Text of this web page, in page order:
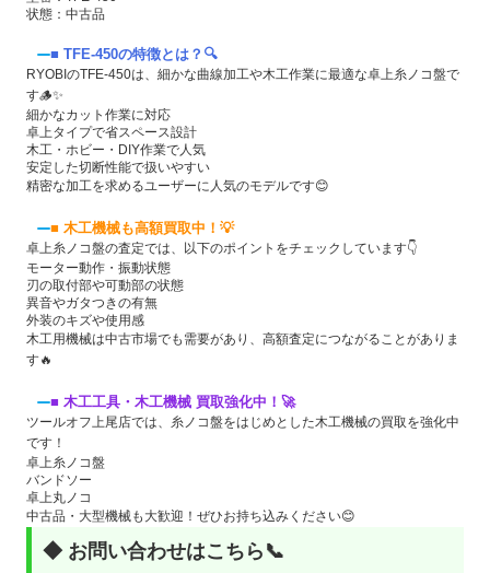
状態：中古品
■ TFE-450の特徴とは？🔍
RYOBIのTFE-450は、細かな曲線加工や木工作業に最適な卓上糸ノコ盤で
す🪵✨
細かなカット作業に対応
卓上タイプで省スペース設計
木工・ホビー・DIY作業で人気
安定した切断性能で扱いやすい
精密な加工を求めるユーザーに人気のモデルです😊
■ 木工機械も高額買取中！💡
卓上糸ノコ盤の査定では、以下のポイントをチェックしています👇
モーター動作・振動状態
刃の取付部や可動部の状態
異音やガタつきの有無
外装のキズや使用感
木工用機械は中古市場でも需要があり、高額査定につながることがありま
す🔥
■ 木工工具・木工機械 買取強化中！🚀
ツールオフ上尾店では、糸ノコ盤をはじめとした木工機械の買取を強化中
です！
卓上糸ノコ盤
バンドソー
卓上丸ノコ
中古品・大型機械も大歓迎！ぜひお持ち込みください😊
◆ お問い合わせはこちら📞